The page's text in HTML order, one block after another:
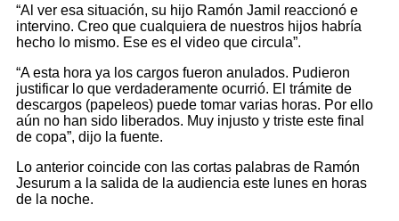
“Al ver esa situación, su hijo Ramón Jamil reaccionó e
intervino. Creo que cualquiera de nuestros hijos habría
hecho lo mismo. Ese es el video que circula”.
“A esta hora ya los cargos fueron anulados. Pudieron
justificar lo que verdaderamente ocurrió. El trámite de
descargos (papeleos) puede tomar varias horas. Por ello
aún no han sido liberados. Muy injusto y triste este final
de copa”, dijo la fuente.
Lo anterior coincide con las cortas palabras de Ramón
Jesurum a la salida de la audiencia este lunes en horas
de la noche.